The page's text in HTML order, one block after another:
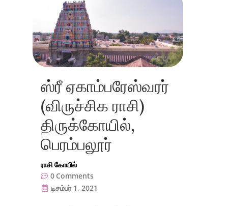
ஸ்ரீ ஏகாம்பரேஸ்வரர்
(விருச்சிக ராசி)
திருக்கோயில்,
பெரம்பலூர்
ராசி கோயில்
0 Comments
டிசம்பர் 1, 2021